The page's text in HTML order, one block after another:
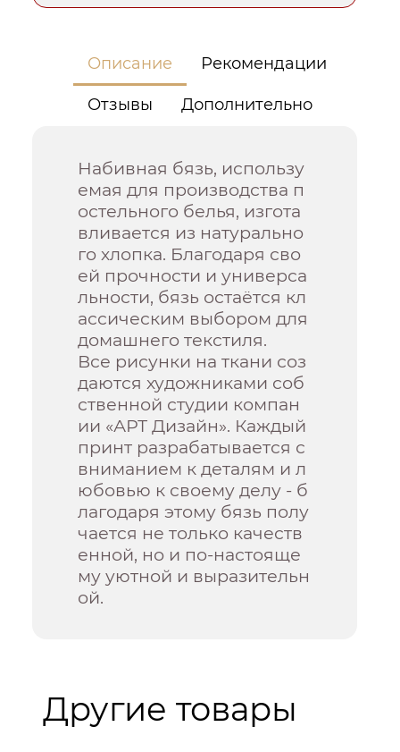
Описание Рекомендации
Отзывы Дополнительно
Набивная бязь, использу
емая для производства п
остельного белья, изгота
вливается из натурально
го хлопка. Благодаря сво
ей прочности и универса
льности, бязь остаётся кл
ассическим выбором для
домашнего текстиля.
Все рисунки на ткани соз
даются художниками соб
ственной студии компан
ии «АРТ Дизайн». Каждый
принт разрабатывается с
вниманием к деталям и л
юбовью к своему делу - б
лагодаря этому бязь полу
чается не только качеств
енной, но и по-настояще
му уютной и выразительн
ой.
Другие товары